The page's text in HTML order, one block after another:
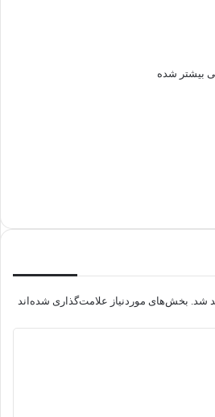
بیشتر شده
شد. بخش‌های موردنیاز علامت‌گذاری شده‌اند